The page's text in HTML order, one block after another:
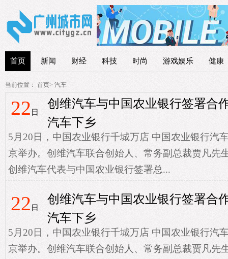
首页 新闻 财经 科技 时尚 游戏娱乐 健康
当前位置： 首页> 汽车
22 日
创维汽车与中国农业银行签署合
汽车下乡
5月20日，中国农业银行千城万店 中国农业银行汽
京举办。创维汽车联合创始人、常务副总裁贾凡先
创维汽车代表与中国农业银行签署总...
22 日
创维汽车与中国农业银行签署合
汽车下乡
5月20日，中国农业银行千城万店 中国农业银行汽
京举办。创维汽车联合创始人、常务副总裁贾凡先